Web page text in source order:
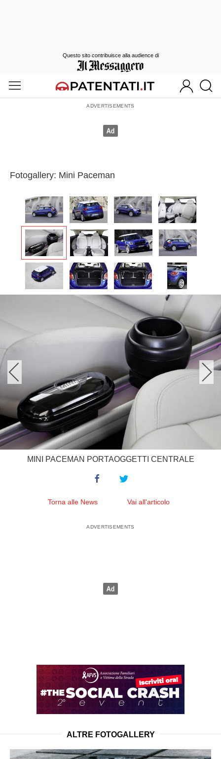
Fotogallery: Mini Paceman
MINI PACEMAN PORTAOGGETTI CENTRALE
Torna alle News Vai all'articolo
ALTRE FOTOGALLERY
Questo sito contribuisce alla audience di